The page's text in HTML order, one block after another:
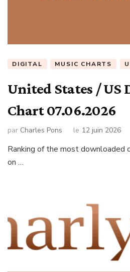
DIGITAL MUSIC CHARTS
United States / US
Chart 07.06.2026
par Charles Pons le 12 juin 2026
Ranking of the most downloaded
on …